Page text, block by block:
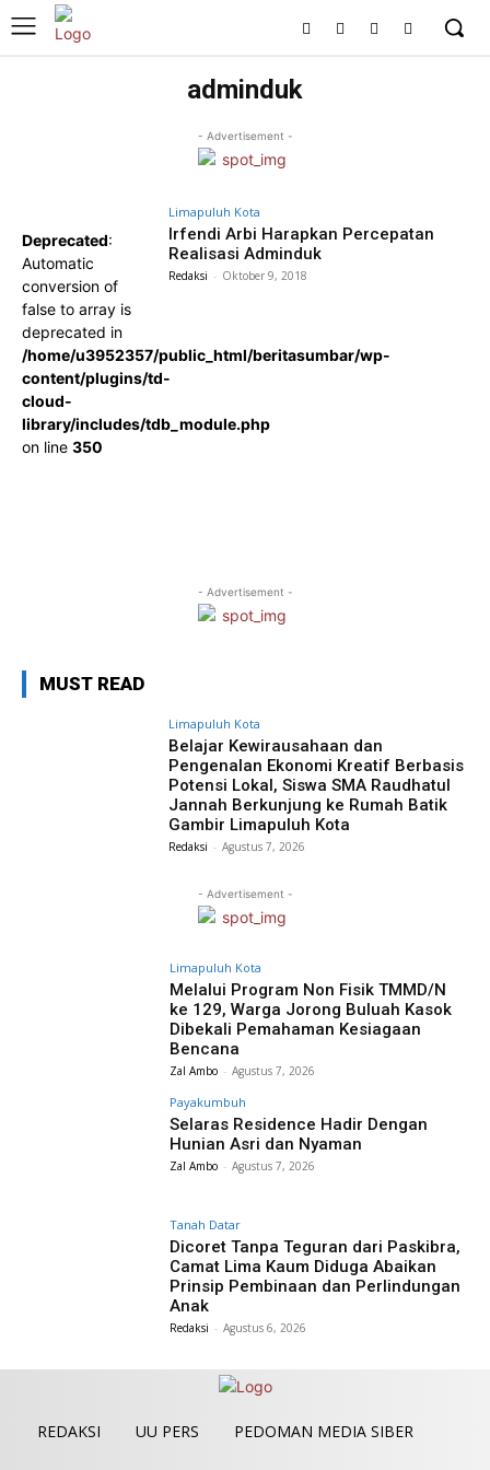
adminduk
- Advertisement -
Deprecated:
Automatic
conversion of
false to array is
deprecated in
/home/u3952357/public_html/beritasumbar/wp-
content/plugins/td-
cloud-
library/includes/tdb_module.php
on line 350
Limapuluh Kota
Irfendi Arbi Harapkan Percepatan
Realisasi Adminduk
Redaksi - Oktober 9, 2018
- Advertisement -
MUST READ
Limapuluh Kota
Belajar Kewirausahaan dan
Pengenalan Ekonomi Kreatif Berbasis
Potensi Lokal, Siswa SMA Raudhatul
Jannah Berkunjung ke Rumah Batik
Gambir Limapuluh Kota
Redaksi - Agustus 7, 2026
- Advertisement -
Limapuluh Kota
Melalui Program Non Fisik TMMD/N
ke 129, Warga Jorong Buluah Kasok
Dibekali Pemahaman Kesiagaan
Bencana
Zal Ambo - Agustus 7, 2026
Payakumbuh
Selaras Residence Hadir Dengan
Hunian Asri dan Nyaman
Zal Ambo - Agustus 7, 2026
Tanah Datar
Dicoret Tanpa Teguran dari Paskibra,
Camat Lima Kaum Diduga Abaikan
Prinsip Pembinaan dan Perlindungan
Anak
Redaksi - Agustus 6, 2026
REDAKSI UU PERS PEDOMAN MEDIA SIBER